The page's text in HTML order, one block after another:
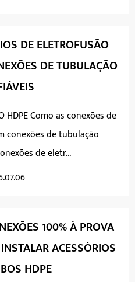
DE ELETROFUSÃO
DE TUBULAÇÃO
HDPE Como as conexões de
conexões de tubulação
de eletr...
100% À PROVA
ACESSÓRIOS
HDPE